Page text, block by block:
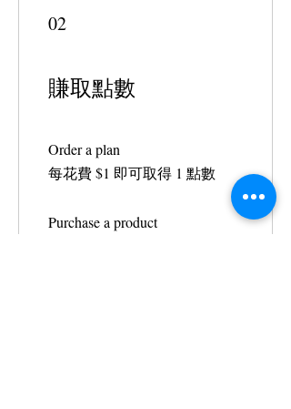
02
賺取點數
Order a plan
每花費 $1 即可取得 1 點數
Purchase a product